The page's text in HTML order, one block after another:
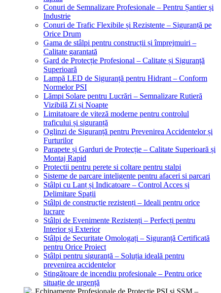
Conuri de Semnalizare Profesionale – Pentru Șantier și
Industrie
Conuri de Trafic Flexibile și Rezistente – Siguranță pe
Orice Drum
Gama de stâlpi pentru construcții și împrejmuiri –
Calitate garantată
Gard de Protecție Profesional – Calitate și Siguranță
Superioară
Lampă LED de Siguranță pentru Hidrant – Conform
Normelor PSI
Lămpi Solare pentru Lucrări – Semnalizare Rutieră
Vizibilă Zi și Noapte
Limitatoare de viteză moderne pentru controlul
traficului și siguranță
Oglinzi de Siguranță pentru Prevenirea Accidentelor și
Furturilor
Parapete și Garduri de Protecție – Calitate Superioară și
Montaj Rapid
Protectii pentru perete si coltare pentru stalpi
Sisteme de parcare inteligente pentru afaceri si parcari
Stâlpi cu Lanț și Indicatoare – Control Acces și
Delimitare Spații
Stâlpi de construcție rezistenți – Ideali pentru orice
lucrare
Stâlpi de Evenimente Rezistenți – Perfecți pentru
Interior și Exterior
Stâlpi de Securitate Omologați – Siguranță Certificată
pentru Orice Proiect
Stâlpi pentru siguranță – Soluția ideală pentru
prevenirea accidentelor
Stingătoare de incendiu profesionale – Pentru orice
situație de urgență